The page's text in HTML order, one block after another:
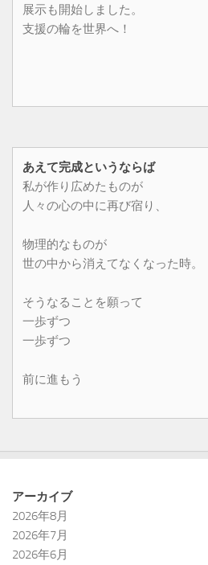
展示も開始しました。
支援の輪を世界へ！
あえて完成というならば
私が作り広めたものが
人々の心の中に再び宿り、
物理的なものが
世の中から消えてなくなった時。
そうなることを願って
一歩ずつ
一歩ずつ
前に進もう
アーカイブ
2026年8月
2026年7月
2026年6月